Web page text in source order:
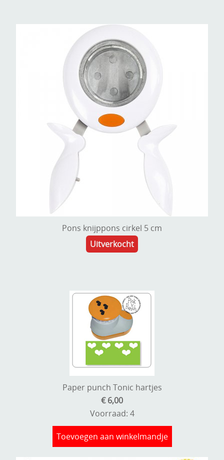
Pons knijppons cirkel 5 cm
Uitverkocht
Paper punch Tonic hartjes
€ 6,00
Voorraad: 4
Toevoegen aan winkelmandje